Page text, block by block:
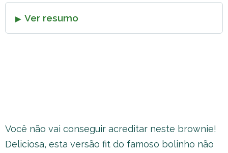
Ver resumo
Você não vai conseguir acreditar neste brownie!
Deliciosa, esta versão fit do famoso bolinho não